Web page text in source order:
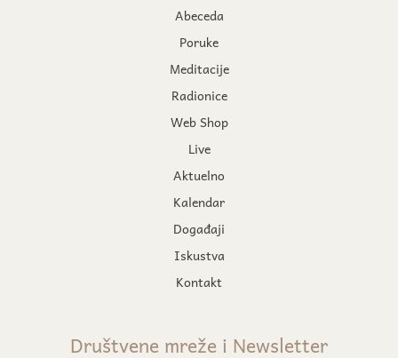
Abeceda
Poruke
Meditacije
Radionice
Web Shop
Live
Aktuelno
Kalendar
Događaji
Iskustva
Kontakt
Društvene mreže i Newsletter